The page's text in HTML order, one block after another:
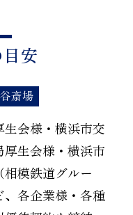
安
斎場
会様・横浜市交
生会様・横浜市
模鉄道グルー
、各企業様・各種